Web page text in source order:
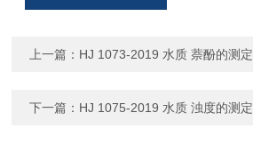
上一篇： HJ 1073-2019 水质 萘酚的测定
下一篇： HJ 1075-2019 水质 浊度的测定